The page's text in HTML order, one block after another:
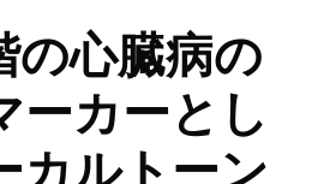
の心臓病の
ーカーとし